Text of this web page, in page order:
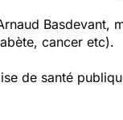
Basdevant,
cancer etc).
de santé